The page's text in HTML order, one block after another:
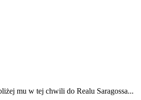
mu w tej chwili do Realu Saragossa...